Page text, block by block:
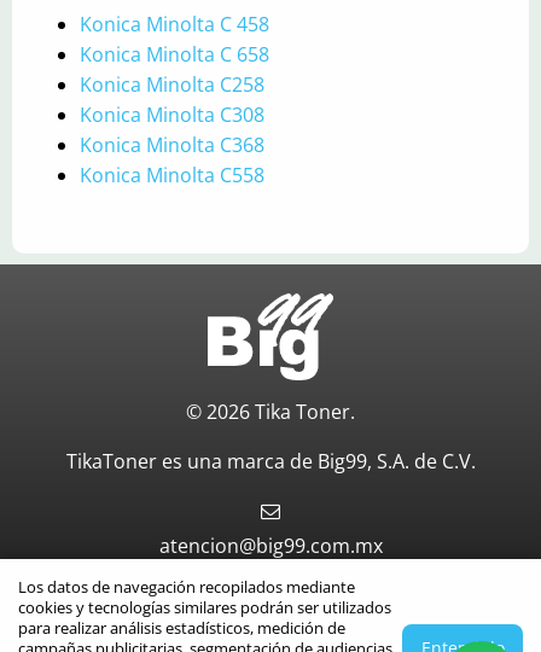
Konica Minolta C 458
Konica Minolta C 658
Konica Minolta C258
Konica Minolta C308
Konica Minolta C368
Konica Minolta C558
© 2026 Tika Toner.
TikaToner es una marca de Big99, S.A. de C.V.
atencion@big99.com.mx
Aviso de privacidad
Los datos de navegación recopilados mediante
cookies y tecnologías similares podrán ser utilizados
para realizar análisis estadísticos, medición de